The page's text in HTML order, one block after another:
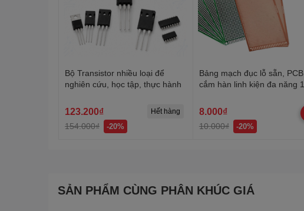
Bộ Transistor nhiều loại để
nghiên cứu, học tập, thực hành
123.200₫
154.000₫ -20%
Hết hàng
Bảng mạch đục lỗ sẵn, PCB
cắm hàn linh kiện đa năng 1
8.000₫
10.000₫ -20%
SẢN PHẨM CÙNG PHÂN KHÚC GIÁ